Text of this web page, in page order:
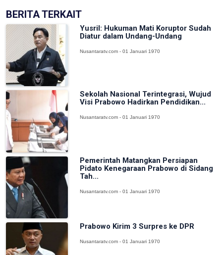
BERITA TERKAIT
Yusril: Hukuman Mati Koruptor Sudah
Diatur dalam Undang-Undang
Nusantaratv.com - 01 Januari 1970
Sekolah Nasional Terintegrasi, Wujud
Visi Prabowo Hadirkan Pendidikan...
Nusantaratv.com - 01 Januari 1970
Pemerintah Matangkan Persiapan
Pidato Kenegaraan Prabowo di Sidang
Tah...
Nusantaratv.com - 01 Januari 1970
Prabowo Kirim 3 Surpres ke DPR
Nusantaratv.com - 01 Januari 1970